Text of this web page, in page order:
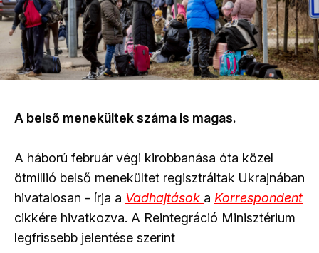
A belső menekültek száma is magas.
A háború február végi kirobbanása óta közel
ötmillió belső menekültet regisztráltak Ukrajnában
hivatalosan - írja a Vadhajtások a Korrespondent
cikkére hivatkozva. A Reintegráció Minisztérium
legfrissebb jelentése szerint